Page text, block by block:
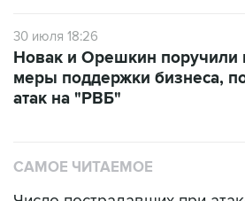
30 июля 18:26
Новак и Орешкин поручили
меры поддержки бизнеса,
атак на "РВБ"
САМОЕ ЧИТАЕМОЕ